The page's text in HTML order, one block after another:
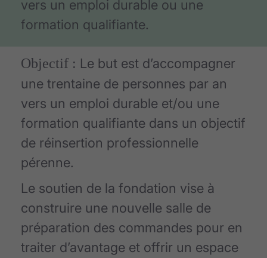
vers un emploi durable ou une
formation qualifiante.
Objectif : Le but est d’accompagner
une trentaine de personnes par an
vers un emploi durable et/ou une
formation qualifiante dans un objectif
de réinsertion professionnelle
pérenne.
Le soutien de la fondation vise à
construire une nouvelle salle de
préparation des commandes pour en
traiter d’avantage et offrir un espace